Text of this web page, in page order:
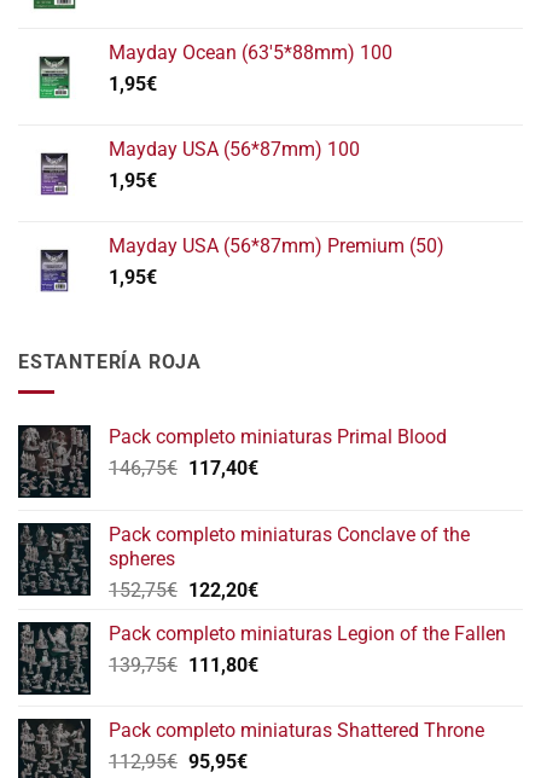
Mayday Ocean (63'5*88mm) 100
1,95€
Mayday USA (56*87mm) 100
1,95€
Mayday USA (56*87mm) Premium (50)
1,95€
ESTANTERÍA ROJA
Pack completo miniaturas Primal Blood
146,75€ El
era:
117,40€El
es:
Pack completo miniaturas Conclave of the
spheres
152,75€ El
original
era:
122,20€El
actual
es:
Pack completo miniaturas Legion of the Fallen
139,75€ El
era:
139,75€.
111,80€El
es:
Pack completo miniaturas Shattered Throne
112,95€ El
95,95€El